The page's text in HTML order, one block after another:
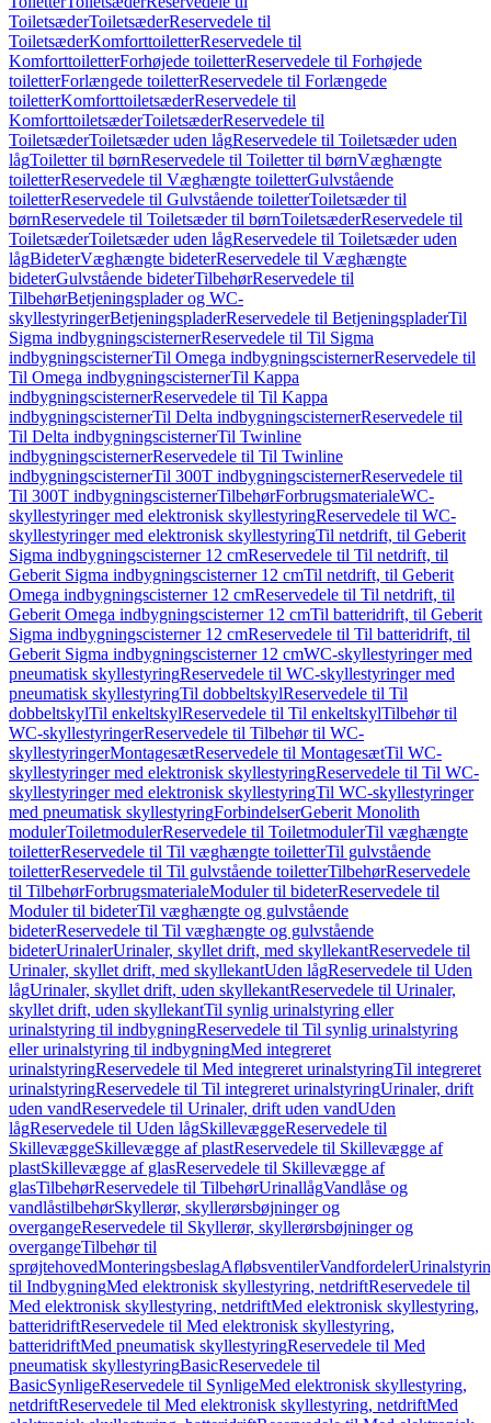
ToiletsæderToiletsæderReservedele til
ToiletsæderKomforttoiletterReservedele til
KomforttoiletterForhøjede toiletterReservedele til Forhøjede
toiletterForlængede toiletterReservedele til Forlængede
toiletterKomforttoiletsæderReservedele til
KomforttoiletsæderToiletsæderReservedele til
ToiletsæderToiletsæder uden lågReservedele til Toiletsæder uden
lågToiletter til børnReservedele til Toiletter til børnVæghængte
toiletterReservedele til Væghængte toiletterGulvstående
toiletterReservedele til Gulvstående toiletterToiletsæder til
børnReservedele til Toiletsæder til børnToiletsæderReservedele til
ToiletsæderToiletsæder uden lågReservedele til Toiletsæder uden
lågBideterVæghængte bideterReservedele til Væghængte
bideterGulvstående bideterTilbehørReservedele til
TilbehørBetjeningsplader og WC-
skyllestyringerBetjeningspladerReservedele til BetjeningspladerTil
Sigma indbygningscisternerReservedele til Til Sigma
indbygningscisternerTil Omega indbygningscisternerReservedele til
Til Omega indbygningscisternerTil Kappa
indbygningscisternerReservedele til Til Kappa
indbygningscisternerTil Delta indbygningscisternerReservedele til
Til Delta indbygningscisternerTil Twinline
indbygningscisternerReservedele til Til Twinline
indbygningscisternerTil 300T indbygningscisternerReservedele til
Til 300T indbygningscisternerTilbehørForbrugsmaterialeWC-
skyllestyringer med elektronisk skyllestyringReservedele til WC-
skyllestyringer med elektronisk skyllestyringTil netdrift, til Geberit
Sigma indbygningscisterner 12 cmReservedele til Til netdrift, til
Geberit Sigma indbygningscisterner 12 cmTil netdrift, til Geberit
Omega indbygningscisterner 12 cmReservedele til Til netdrift, til
Geberit Omega indbygningscisterner 12 cmTil batteridrift, til Geberit
Sigma indbygningscisterner 12 cmReservedele til Til batteridrift, til
Geberit Sigma indbygningscisterner 12 cmWC-skyllestyringer med
pneumatisk skyllestyringReservedele til WC-skyllestyringer med
pneumatisk skyllestyringTil dobbeltskylReservedele til Til
dobbeltskylTil enkeltskylReservedele til Til enkeltskylTilbehør til
WC-skyllestyringerReservedele til Tilbehør til WC-
skyllestyringerMontagesætReservedele til MontagesætTil WC-
skyllestyringer med elektronisk skyllestyringReservedele til Til WC-
skyllestyringer med elektronisk skyllestyringTil WC-skyllestyringer
med pneumatisk skyllestyringForbindelserGeberit Monolith
modulerToiletmodulerReservedele til ToiletmodulerTil væghængte
toiletterReservedele til Til væghængte toiletterTil gulvstående
toiletterReservedele til Til gulvstående toiletterTilbehørReservedele
til TilbehørForbrugsmaterialeModuler til bideterReservedele til
Moduler til bideterTil væghængte og gulvstående
bideterReservedele til Til væghængte og gulvstående
bideterUrinalerUrinaler, skyllet drift, med skyllekantReservedele til
Urinaler, skyllet drift, med skyllekantUden lågReservedele til Uden
lågUrinaler, skyllet drift, uden skyllekantReservedele til Urinaler,
skyllet drift, uden skyllekantTil synlig urinalstyring eller
urinalstyring til indbygningReservedele til Til synlig urinalstyring
eller urinalstyring til indbygningMed integreret
urinalstyringReservedele til Med integreret urinalstyringTil integreret
urinalstyringReservedele til Til integreret urinalstyringUrinaler, drift
uden vandReservedele til Urinaler, drift uden vandUden
lågReservedele til Uden lågSkillevæggeReservedele til
SkillevæggeSkillevægge af plastReservedele til Skillevægge af
plastSkillevægge af glasReservedele til Skillevægge af
glasTilbehørReservedele til TilbehørUrinallågVandlåse og
vandlåstilbehørSkyllerør, skyllerørsbøjninger og
overgangeReservedele til Skyllerør, skyllerørsbøjninger og
overgangeTilbehør til
sprøjtehovedMonteringsbeslagAfløbsventilerVandfordeler
til IndbygningMed elektronisk skyllestyring, netdriftReservedele til
Med elektronisk skyllestyring, netdriftMed elektronisk skyllestyring,
batteridriftReservedele til Med elektronisk skyllestyring,
batteridriftMed pneumatisk skyllestyringReservedele til Med
pneumatisk skyllestyringBasicReservedele til
BasicSynligeReservedele til SynligeMed elektronisk skyllestyring,
netdriftReservedele til Med elektronisk skyllestyring, netdriftMed